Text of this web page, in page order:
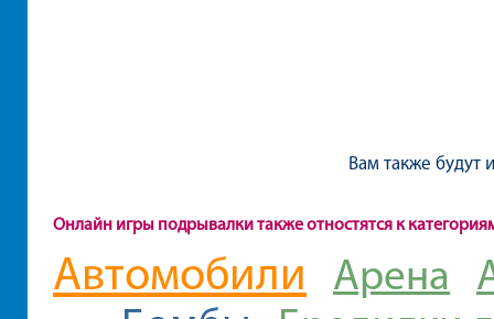
Вам также будут
Онлайн игры подрывалки также отностятся к
Автомобили Арена